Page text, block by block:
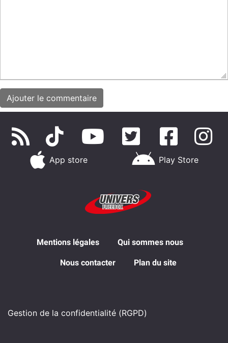
App store Play Store
Mentions légales Qui sommes nous
Nous contacter Plan du site
Gestion de la confidentialité (RGPD)